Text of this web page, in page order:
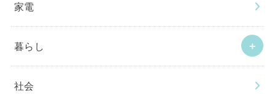
家電
暮らし
社会